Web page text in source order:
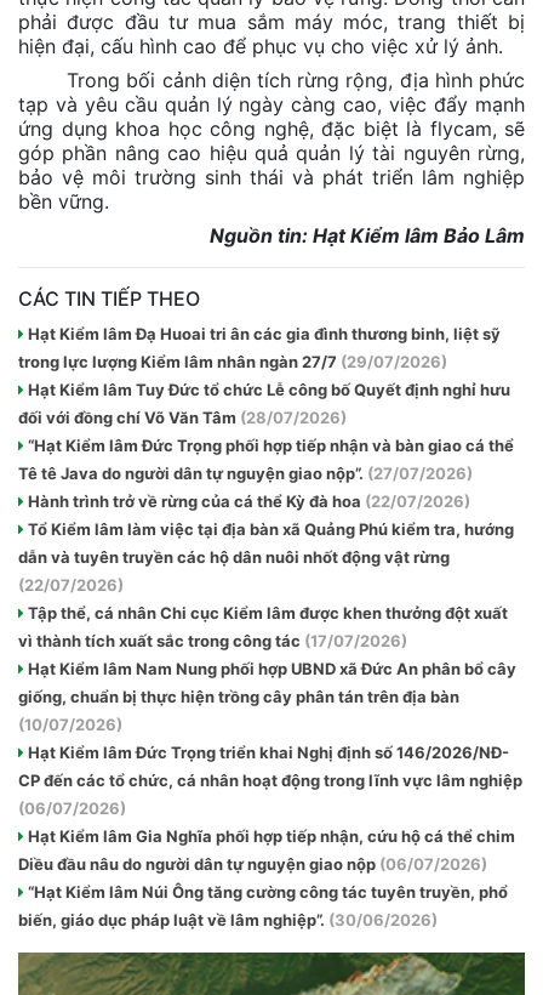
phải được đầu tư mua sắm máy móc, trang thiết bị
hiện đại, cấu hình cao để phục vụ cho việc xử lý ảnh.
Trong bối cảnh diện tích rừng rộng, địa hình phức
tạp và yêu cầu quản lý ngày càng cao, việc đẩy mạnh
ứng dụng khoa học công nghệ, đặc biệt là flycam, sẽ
góp phần nâng cao hiệu quả quản lý tài nguyên rừng,
bảo vệ môi trường sinh thái và phát triển lâm nghiệp
bền vững.
Nguồn tin: Hạt Kiểm lâm Bảo Lâm
CÁC TIN TIẾP THEO
Hạt Kiểm lâm Đạ Huoai tri ân các gia đình thương binh, liệt sỹ
trong lực lượng Kiểm lâm nhân ngàn 27/7 (29/07/2026)
Hạt Kiểm lâm Tuy Đức tổ chức Lễ công bố Quyết định nghỉ hưu
đối với đồng chí Võ Văn Tâm (28/07/2026)
“Hạt Kiểm lâm Đức Trọng phối hợp tiếp nhận và bàn giao cá thể
Tê tê Java do người dân tự nguyện giao nộp”. (27/07/2026)
Hành trình trở về rừng của cá thể Kỳ đà hoa (22/07/2026)
Tổ Kiểm lâm làm việc tại địa bàn xã Quảng Phú kiểm tra, hướng
dẫn và tuyên truyền các hộ dân nuôi nhốt động vật rừng
(22/07/2026)
Tập thể, cá nhân Chi cục Kiểm lâm được khen thưởng đột xuất
vì thành tích xuất sắc trong công tác (17/07/2026)
Hạt Kiểm lâm Nam Nung phối hợp UBND xã Đức An phân bổ cây
giống, chuẩn bị thực hiện trồng cây phân tán trên địa bàn
(10/07/2026)
Hạt Kiểm lâm Đức Trọng triển khai Nghị định số 146/2026/NĐ-
CP đến các tổ chức, cá nhân hoạt động trong lĩnh vực lâm nghiệp
(06/07/2026)
Hạt Kiểm lâm Gia Nghĩa phối hợp tiếp nhận, cứu hộ cá thể chim
Diều đầu nâu do người dân tự nguyện giao nộp (06/07/2026)
“Hạt Kiểm lâm Núi Ông tăng cường công tác tuyên truyền, phổ
biến, giáo dục pháp luật về lâm nghiệp”. (30/06/2026)